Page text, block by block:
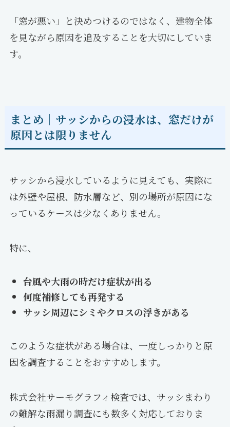
「窓が悪い」と決めつけるのではなく、建物全体
を見ながら原因を追及することを大切にしていま
す。
まとめ｜サッシからの浸水は、窓だけが
原因とは限りません
サッシから浸水しているように見えても、実際に
は外壁や屋根、防水層など、別の場所が原因にな
っているケースは少なくありません。
特に、
台風や大雨の時だけ症状が出る
何度補修しても再発する
サッシ周辺にシミやクロスの浮きがある
このような症状がある場合は、一度しっかりと原
因を調査することをおすすめします。
株式会社サーモグラフィ検査では、サッシまわり
の難解な雨漏り調査にも数多く対応しておりま